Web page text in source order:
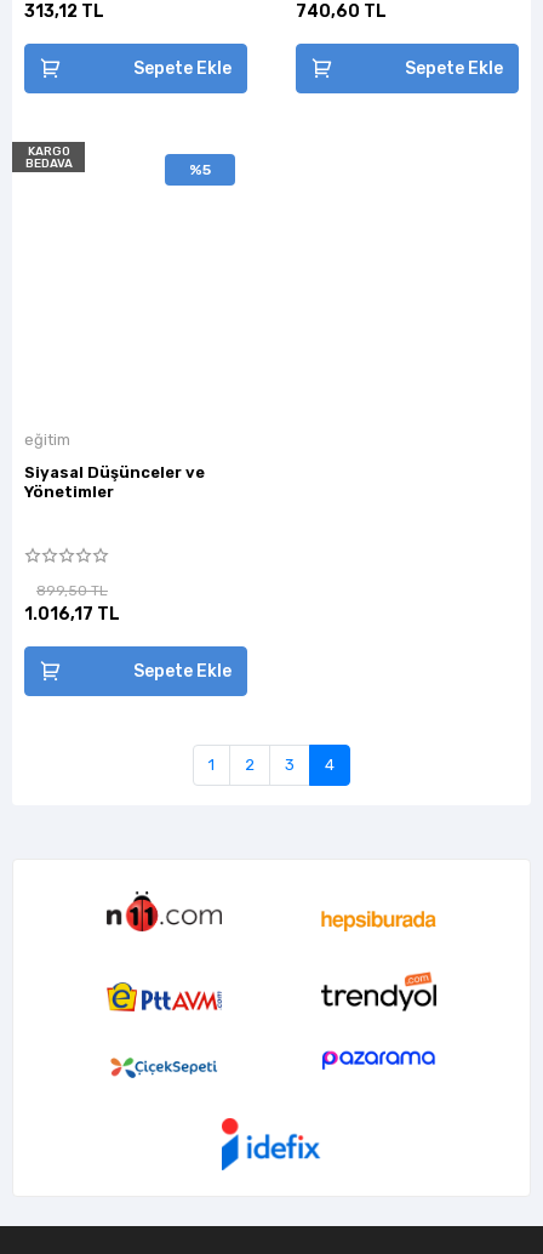
313,12 TL
Sepete Ekle
740,60 TL
Sepete Ekle
KARGO
BEDAVA
%5
eğitim
Siyasal Düşünceler ve
Yönetimler
899,50 TL
1.016,17 TL
Sepete Ekle
1 2 3 4